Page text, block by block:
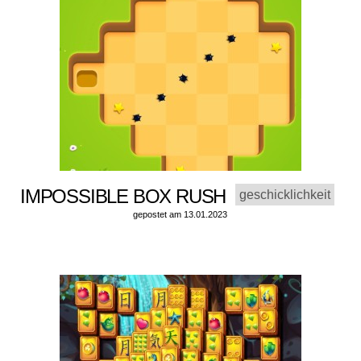
IMPOSSIBLE BOX RUSH geschicklichkeit
gepostet am 13.01.2023